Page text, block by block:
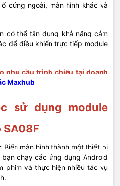
cứng ngoài, màn hình khác và
có thể tận dụng khả năng cảm
để điều khiển trực tiếp module
nhu cầu trình chiếu tại doanh
Maxhub
sử dụng module
SA08F
Biến màn hình thành một thiết bị
chạy các ứng dụng Android
phim và thực hiện nhiều tác vụ